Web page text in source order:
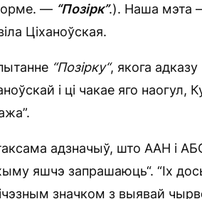
— “Позірк”.). Наша мэта
Ціханоўская.
“Позірку“, якога
і ці чакае яго наогул,
адзначыў, што ААН і
яшчэ запрашаюць“. “Іх
значком з выявай